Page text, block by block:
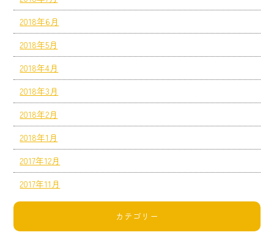
2018年6月
2018年5月
2018年4月
2018年3月
2018年2月
2018年1月
2017年12月
2017年11月
カテゴリー